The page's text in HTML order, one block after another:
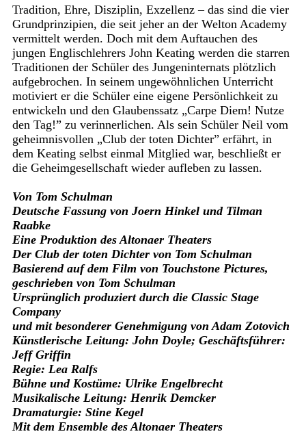
Tradition, Ehre, Disziplin, Exzellenz – das sind die vier
Grundprinzipien, die seit jeher an der Welton Academy
vermittelt werden. Doch mit dem Auftauchen des
jungen Englischlehrers John Keating werden die starren
Traditionen der Schüler des Jungeninternats plötzlich
aufgebrochen. In seinem ungewöhnlichen Unterricht
motiviert er die Schüler eine eigene Persönlichkeit zu
entwickeln und den Glaubenssatz „Carpe Diem! Nutze
den Tag!” zu verinnerlichen. Als sein Schüler Neil vom
geheimnisvollen „Club der toten Dichter” erfährt, in
dem Keating selbst einmal Mitglied war, beschließt er
die Geheimgesellschaft wieder aufleben zu lassen.
Von Tom Schulman
Deutsche Fassung von Joern Hinkel und Tilman
Raabke
Eine Produktion des Altonaer Theaters
Der Club der toten Dichter von Tom Schulman
Basierend auf dem Film von Touchstone Pictures,
geschrieben von Tom Schulman
Ursprünglich produziert durch die Classic Stage
Company
und mit besonderer Genehmigung von Adam Zotovich
Künstlerische Leitung: John Doyle; Geschäftsführer:
Jeff Griffin
Regie: Lea Ralfs
Bühne und Kostüme: Ulrike Engelbrecht
Musikalische Leitung: Henrik Demcker
Dramaturgie: Stine Kegel
Mit dem Ensemble des Altonaer Theaters